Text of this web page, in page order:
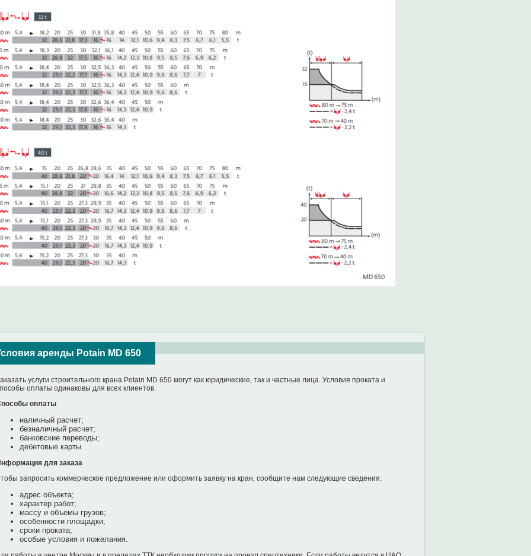
аренды Potain MD 650
услуги строительного крана Potain MD 650 могут как юридические, так и частные лица. Условия проката и
оплаты одинаковы для всех клиентов.
оплаты
наличный расчет;
безналичный расчет;
банковские переводы;
дебетовые карты.
для заказа
запросить коммерческое предложение или оформить заявку на кран, сообщите нам следующие сведения:
адрес объекта;
характер работ;
массу и объемы грузов;
особенности площадки;
сроки проката;
особые условия и пожелания.